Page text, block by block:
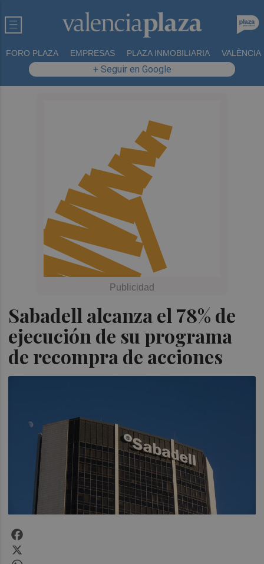
FORO PLAZA EMPRESAS PLAZA INMOBILIARIA VALÈNCIA
+ Seguir en Google
Sabadell alcanza el 78% de
ejecución de su programa
de recompra de acciones